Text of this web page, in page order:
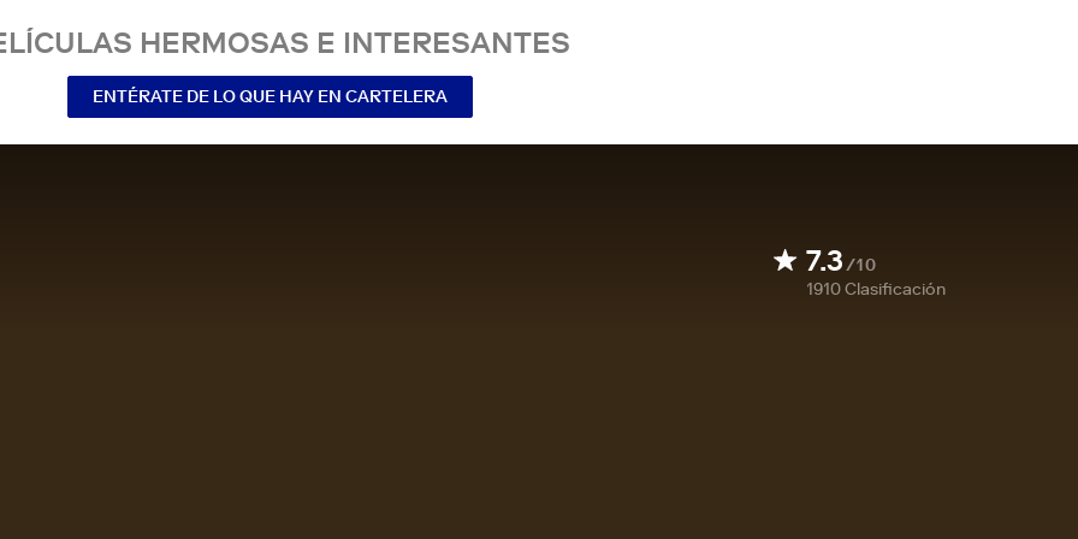
HERMOSAS E INTERESANTES
ENTÉRATE DE LO QUE HAY EN CARTELERA
7.3/10
1910Clasificación